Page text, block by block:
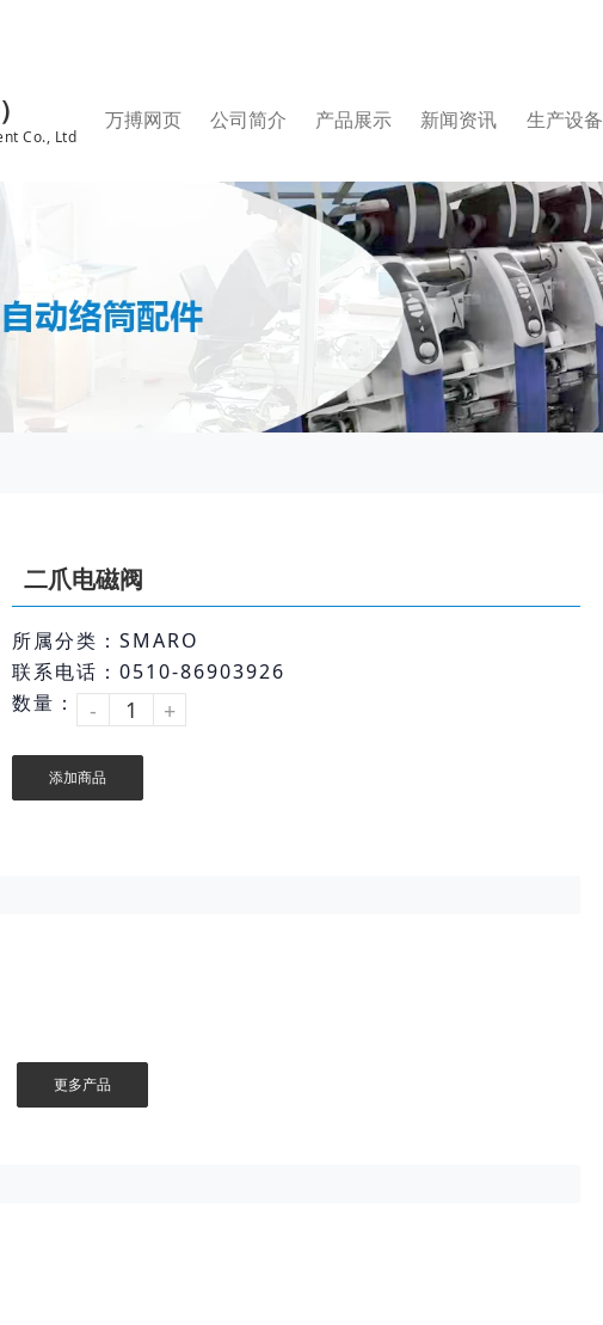
Co., Ltd
万搏网页 公司简介 产品展示 新闻资讯 生产设备
二爪电磁阀
所属分类：SMARO
联系电话：0510-86903926
数量：
- +
添加商品
更多产品